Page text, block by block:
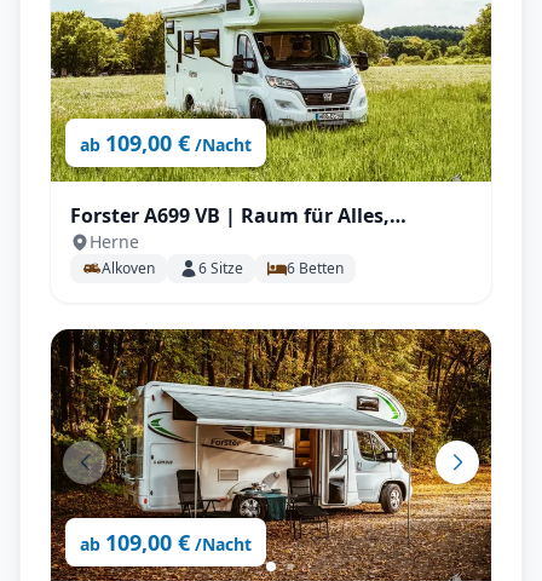
ab 109,00 € /Nacht
Forster A699 VB | Raum für Alles,
Stockbetten uvm.
Herne
Alkoven 6Sitze 6 Betten
ab 109,00 € /Nacht